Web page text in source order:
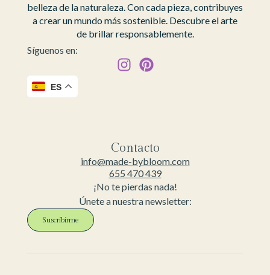
belleza de la naturaleza. Con cada pieza, contribuyes
a crear un mundo más sostenible. Descubre el arte
de brillar responsablemente.
Síguenos en:
ES
Contacto
info@made-bybloom.com
655 470 439
¡No te pierdas nada!
Únete a nuestra newsletter:
Suscribirme